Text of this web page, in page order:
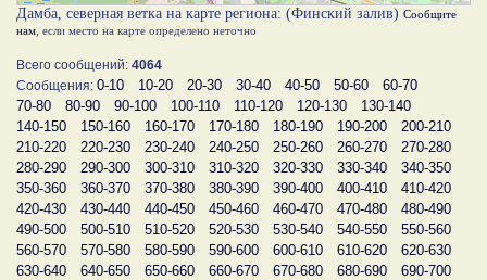
Дамба, северная ветка на карте региона: (Финский залив) Сообщите
нам , если место на карте определено неточно
Всего сообщений: 4064
Сообщения: 0-10 10-20 20-30 30-40 40-50 50-60
60-70
70-80
80-90 90-100 100-110 110-120 120-130
130-140
140-150
150-160 160-170 170-180 180-190 190-200
200-210
210-220
220-230 230-240 240-250 250-260 260-270
270-280
280-290
290-300 300-310 310-320 320-330 330-340
340-350
350-360
360-370 370-380 380-390 390-400 400-410
410-420
420-430
430-440 440-450 450-460 460-470 470-480
480-490
490-500
500-510 510-520 520-530 530-540 540-550
550-560
560-570
570-580 580-590 590-600 600-610 610-620
620-630
630-640
640-650 650-660 660-670 670-680 680-690
690-700